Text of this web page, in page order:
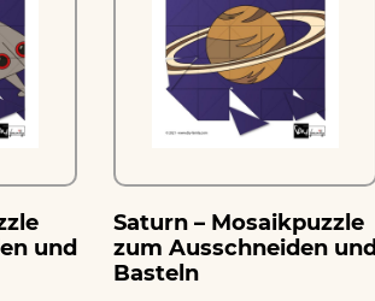
und
Saturn – Mosaikpuzzle
zum Ausschneiden und
Basteln